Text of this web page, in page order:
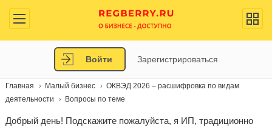
Войти Зарегистрироваться
Главная Малый бизнес
ОКВЭД 2026 – расшифровка по видам
деятельности
Вопросы по теме
Добрый день! Подскажите пожалуйста, я ИП, традиционно